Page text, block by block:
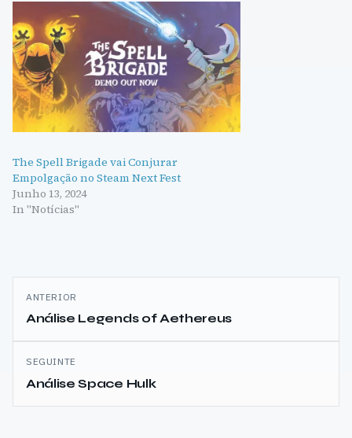
The Spell Brigade vai Conjurar
Empolgação no Steam Next Fest
Junho 13, 2024
In "Notícias"
Navegação
de
artigos
ANTERIOR
Análise Legends of Aethereus
SEGUINTE
Análise Space Hulk